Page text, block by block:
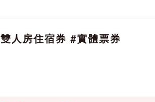
人房住宿券 #實體票券